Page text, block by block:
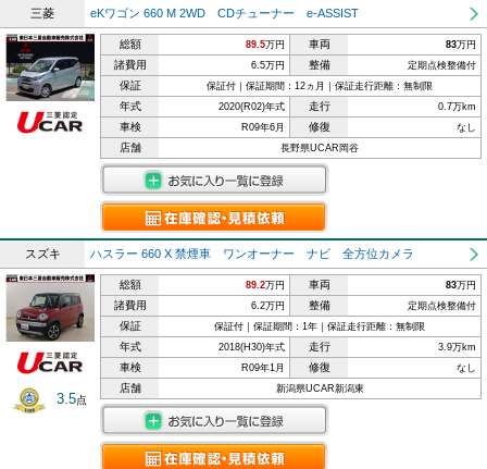
三菱 eKワゴン 660 M 2WD CDチューナー e-ASSIST
総額 89.5万円 車両 83万円
諸費用 6.5万円 整備 定期点検整備付
保証 保証付｜保証期間：12ヵ月｜保証走行距離：無制限
年式 2020(R02)年式 走行 0.7万km
車検 R09年6月 修復 なし
店舗 長野県UCAR岡谷
スズキ ハスラー 660 X 禁煙車 ワンオーナー ナビ 全方位カメラ
3.5点
総額 89.2万円 車両 83万円
諸費用 6.2万円 整備 定期点検整備付
保証 保証付｜保証期間：1年｜保証走行距離：無制限
年式 2018(H30)年式 走行 3.9万km
車検 R09年1月 修復 なし
店舗 新潟県UCAR新潟東